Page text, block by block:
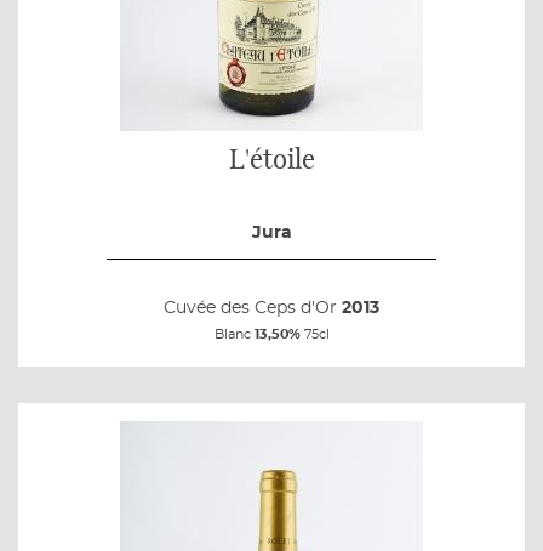
L'étoile
Jura
Cuvée des Ceps d'Or 2013
Blanc 13,50% 75cl